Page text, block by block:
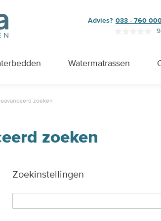
Advies? 033 - 760
9
Watermatrassen
zoeken
zoeken
Zoekinstellingen